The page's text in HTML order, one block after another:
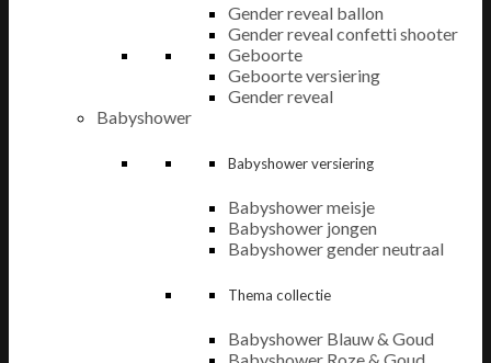
Gender reveal ballon
Gender reveal confetti shooter
Geboorte
Geboorte versiering
Gender reveal
Babyshower
Babyshower versiering
Babyshower meisje
Babyshower jongen
Babyshower gender neutraal
Thema collectie
Babyshower Blauw & Goud